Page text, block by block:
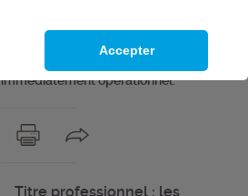
mois maximum, l’Afpa vous forme ou
forme vos salariés pour être
immédiatement opérationnel.
Titre professionnel : les
Accepter